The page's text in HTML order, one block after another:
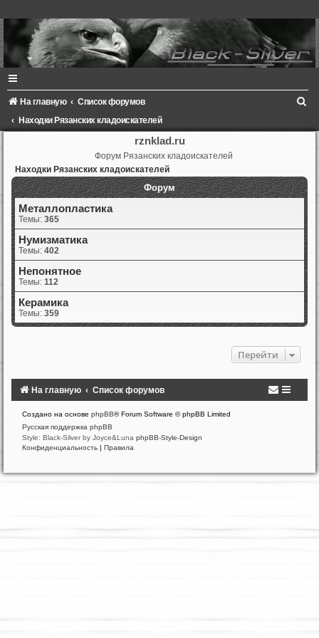
На главную
Список форумов
Находки Рязанских кладоискателей
rznklad.ru
Форум Рязанских кладоискателей
Находки Рязанских кладоискателей
Форум
Металлопластика
Темы: 365
Нумизматика
Темы: 402
Непонятное
Темы: 112
Керамика
Темы: 359
Перейти
На главную Список форумов
Создано на основе phpBB® Forum Software © phpBB Limited
Русская поддержка phpBB
Style: Black-Silver by Joyce&Luna phpBB-Style-Design
Конфиденциальность | Правила